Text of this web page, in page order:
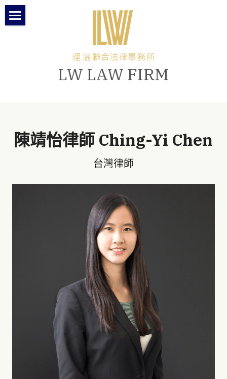
LW LAW FIRM
所長專欄
最新消息
陳靖怡律師 Ching-Yi Chen
台灣律師
部落格分類
所長專欄-我在大理寺的日子